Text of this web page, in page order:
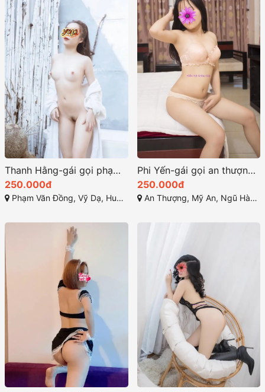
Thanh Hằng-gái gọi phạm văn đồng huế nước nôi đầm đìa
250.000đ
Phạm Văn Đồng, Vỹ Dạ, Huế, Thừa Thiên Huế
Phi Yến-gái gọi an thượng ngọt ngào tình cảm
250.000đ
An Thượng, Mỹ An, Ngũ Hành Sơn, Đà Nẵng